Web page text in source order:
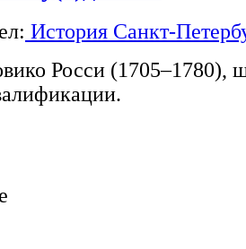
История Санкт-
Росси (1705–1780),